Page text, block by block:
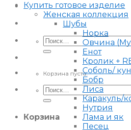
Искать:
Корзина пуста.
Искать:
Корзина
Купить готовое изделие
Женская коллекция
Шубы
Норка
Овчина
Енот
Кролик +
Соболь/
Бобр
Лиса
Каракуль/
Нутрия
Лама и як
Песец